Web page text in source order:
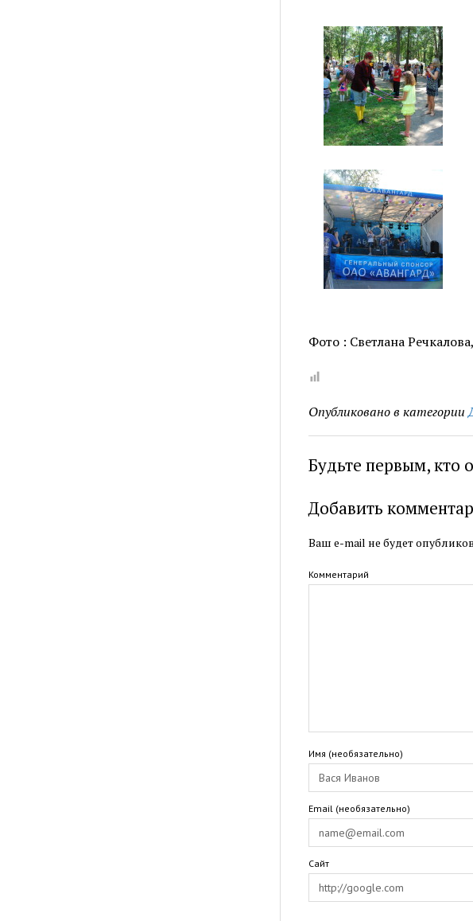
Фото : Светлана
Опубликовано в категории
Будьте первым, кто
Добавить
Ваш e-mail не будет
Комментарий
Имя (необязательно)
Email (необязательно)
Сайт